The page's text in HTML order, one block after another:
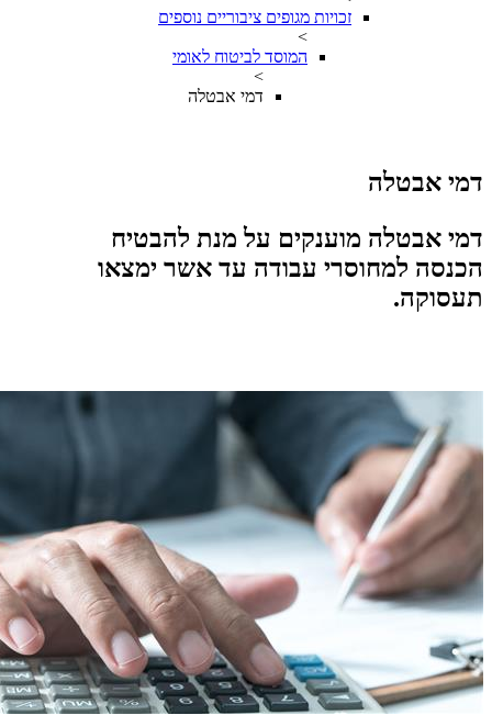
זכויות מגופים ציבוריים נוספים
המוסד לביטוח לאומי
דמי אבטלה
אבטלה
אבטלה מוענקים על מנת להבטיח
למחוסרי עבודה עד אשר ימצאו